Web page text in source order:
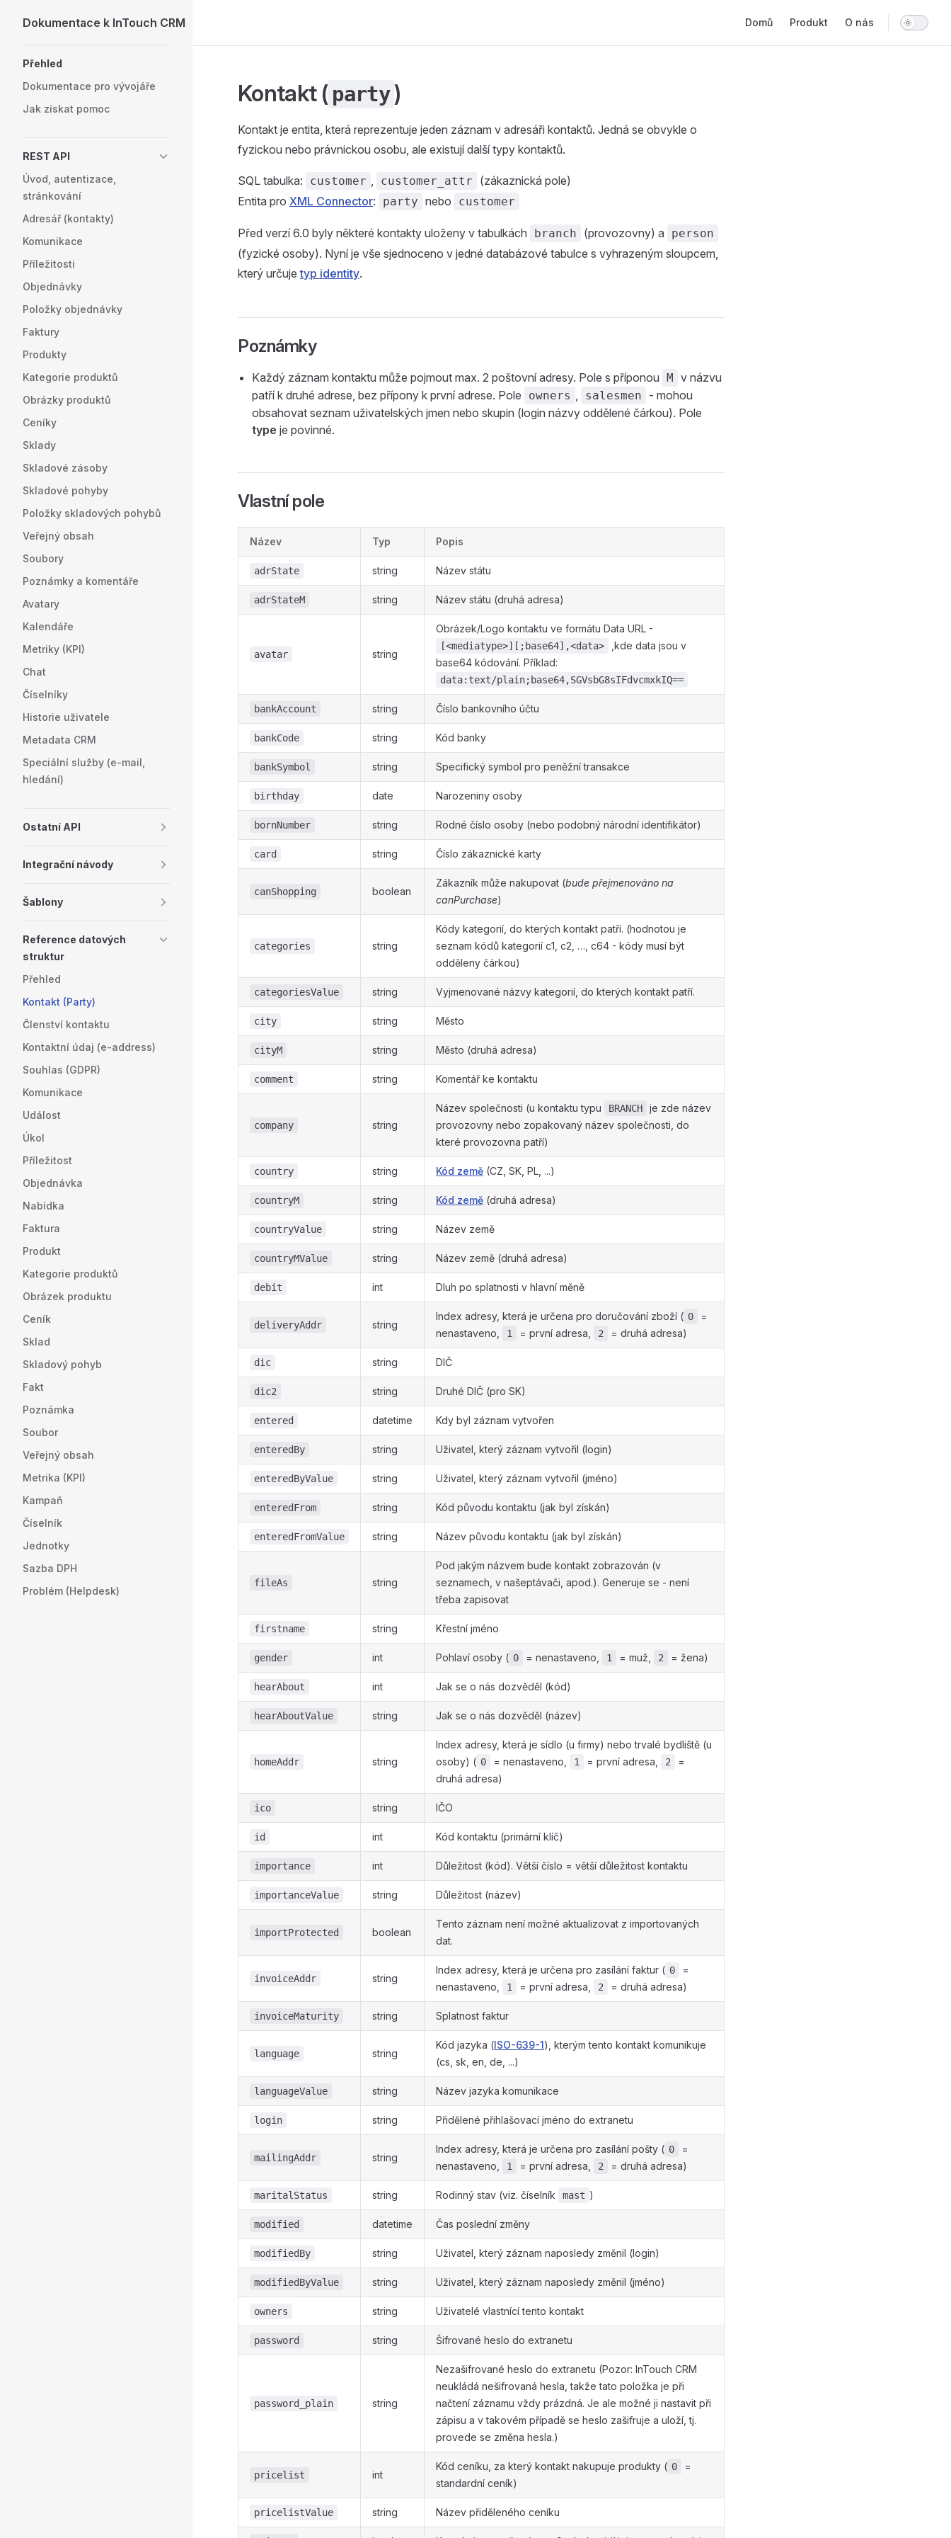
Skip to content
Dokumentace k InTouch CRM Domů Produkt O nás
Přehled
Dokumentace pro vývojáře
Jak získat pomoc
REST API
Úvod, autentizace,
stránkování
Adresář (kontakty)
Komunikace
Příležitosti
Objednávky
Položky objednávky
Faktury
Produkty
Kategorie produktů
Obrázky produktů
Ceníky
Sklady
Skladové zásoby
Skladové pohyby
Položky skladových pohybů
Veřejný obsah
Soubory
Poznámky a komentáře
Avatary
Kalendáře
Metriky (KPI)
Chat
Číselníky
Historie uživatele
Metadata CRM
Speciální služby (e-mail,
hledání)
Ostatní API
Integrační návody
Šablony
Reference datových
struktur
Přehled
Kontakt (Party)
Členství kontaktu
Kontaktní údaj (e-address)
Souhlas (GDPR)
Komunikace
Událost
Úkol
Příležitost
Objednávka
Nabídka
Faktura
Produkt
Kategorie produktů
Obrázek produktu
Ceník
Sklad
Skladový pohyb
Fakt
Poznámka
Soubor
Veřejný obsah
Metrika (KPI)
Kampaň
Číselník
Jednotky
Sazba DPH
Problém (Helpdesk)
Kontakt ( party)
Kontakt je entita, která reprezentuje jeden záznam v adresáři kontaktů. Jedná se obvykle o
fyzickou nebo právnickou osobu, ale existují další typy kontaktů.
SQL tabulka: customer , customer_attr
(zákaznická pole)
Entita pro XML Connector: party nebo customer
Před verzí 6.0 byly některé kontakty uloženy v tabulkách branch (provozovny) a person
(fyzické osoby). Nyní je vše sjednoceno v jedné databázové tabulce s vyhrazeným sloupcem,
který určujetyp identity.
Poznámky
Každý záznam kontaktu může pojmout max. 2 poštovní adresy. Pole s příponou M v názvu
patří k druhé adrese, bez přípony k první adrese. Pole
owners , salesmen
- mohou
obsahovat seznam uživatelských jmen nebo skupin (login názvy oddělené čárkou). Pole
type je povinné.
Vlastní pole
Název Typ Popis
adrState string Název státu
adrStateM string Název státu (druhá adresa)
avatar string
Obrázek/Logo kontaktu ve formátu Data URL -
[<mediatype>][;base64],<data>
,kde data jsou v
base64 kódování. Příklad:
data:text/plain;base64,SGVsbG8sIFdvcmxkIQ==
bankAccount string Číslo bankovního účtu
bankCode string Kód banky
bankSymbol string Specifický symbol pro peněžní transakce
birthday date Narozeniny osoby
bornNumber string Rodné číslo osoby (nebo podobný národní identifikátor)
card string Číslo zákaznické karty
canShopping boolean
Zákazník může nakupovat (bude přejmenováno na
canPurchase)
categories string
Kódy kategorií, do kterých kontakt patří. (hodnotou je
seznam kódů kategorií c1, c2, …, c64 - kódy musí být
odděleny čárkou)
categoriesValue string Vyjmenované názvy kategorií, do kterých kontakt patří.
city string Město
cityM string Město (druhá adresa)
comment string Komentář ke kontaktu
company string
Název společnosti (u kontaktu typu BRANCH
je zde název
provozovny nebo zopakovaný název společnosti, do
které provozovna patří)
country string Kód země (CZ, SK, PL, ...)
countryM string Kód země (druhá adresa)
countryValue string Název země
countryMValue string Název země (druhá adresa)
debit int Dluh po splatnosti v hlavní měně
deliveryAddr string
Index adresy, která je určena pro doručování zboží ( 0
=
nenastaveno,
1 = první adresa, 2 = druhá adresa)
dic string DIČ
dic2 string Druhé DIČ (pro SK)
entered datetime Kdy byl záznam vytvořen
enteredBy string Uživatel, který záznam vytvořil (login)
enteredByValue string Uživatel, který záznam vytvořil (jméno)
enteredFrom string Kód původu kontaktu (jak byl získán)
enteredFromValue string Název původu kontaktu (jak byl získán)
fileAs string
Pod jakým názvem bude kontakt zobrazován (v
seznamech, v našeptávači, apod.). Generuje se - není
třeba zapisovat
firstname string Křestní jméno
gender int Pohlaví osoby ( 0 = nenastaveno, 1 = muž, 2 = žena)
hearAbout int Jak se o nás dozvěděl (kód)
hearAboutValue string Jak se o nás dozvěděl (název)
homeAddr string
Index adresy, která je sídlo (u firmy) nebo trvalé bydliště (u
osoby) ( 0 = nenastaveno, 1 = první adresa, 2
=
druhá adresa)
ico string IČO
id int Kód kontaktu (primární klíč)
importance int Důležitost (kód). Větší číslo = větší důležitost kontaktu
importanceValue string Důležitost (název)
importProtected boolean
Tento záznam není možné aktualizovat z importovaných
dat.
invoiceAddr string
Index adresy, která je určena pro zasílání faktur ( 0
=
nenastaveno,
1 = první adresa, 2 = druhá adresa)
invoiceMaturity string Splatnost faktur
language string
Kód jazyka (ISO-639-1), kterým tento kontakt komunikuje
(cs, sk, en, de, ...)
languageValue string Název jazyka komunikace
login string Přidělené přihlašovací jméno do extranetu
mailingAddr string
Index adresy, která je určena pro zasílání pošty ( 0
=
nenastaveno,
1 = první adresa, 2 = druhá adresa)
maritalStatus string Rodinný stav (viz. číselník mast )
modified datetime Čas poslední změny
modifiedBy string Uživatel, který záznam naposledy změnil (login)
modifiedByValue string Uživatel, který záznam naposledy změnil (jméno)
owners string Uživatelé vlastnící tento kontakt
password string Šifrované heslo do extranetu
password_plain string
Nezašifrované heslo do extranetu (Pozor: InTouch CRM
neukládá nešifrovaná hesla, takže tato položka je při
načtení záznamu vždy prázdná. Je ale možné ji nastavit při
zápisu a v takovém případě se heslo zašifruje a uloží, tj.
provede se změna hesla.)
pricelist int
Kód ceníku, za který kontakt nakupuje produkty ( 0
=
standardní ceník)
pricelistValue string Název přiděleného ceníku